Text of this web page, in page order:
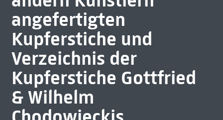
angefertigten
Kupferstiche und
Verzeichnis der
Kupferstiche Gottfried
& Wilhelm